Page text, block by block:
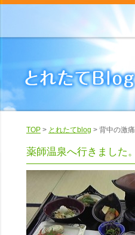
TOP > とれたてblog > 背中の激痛
薬師温泉へ行きました。